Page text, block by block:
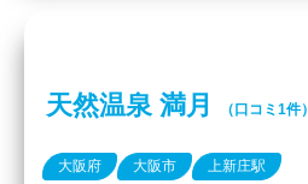
天然温泉 満月 （口コミ1件）
大阪府 大阪市 上新庄駅